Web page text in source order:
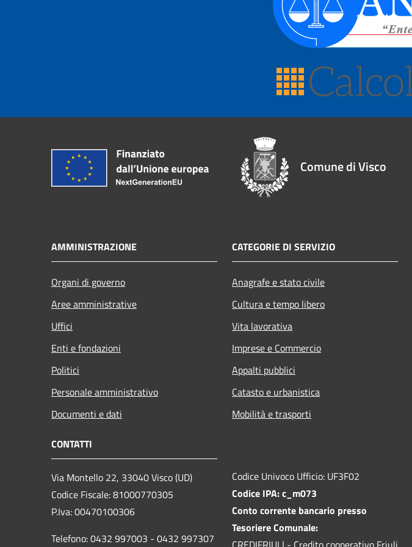
Comune di Visco
AMMINISTRAZIONE
Organi di governo
Aree amministrative
Uffici
Enti e fondazioni
Politici
Personale amministrativo
Documenti e dati
CATEGORIE DI SERVIZIO
Anagrafe e stato civile
Cultura e tempo libero
Vita lavorativa
Imprese e Commercio
Appalti pubblici
Catasto e urbanistica
Mobilità e trasporti
CONTATTI
Via Montello 22, 33040 Visco (UD)
Codice Fiscale: 81000770305
P.Iva: 00470100306
Telefono: 0432 997003 - 0432 997307
Codice Univoco Ufficio: UF3F02
Codice IPA: c_m073
Conto corrente bancario presso
Tesoriere Comunale: